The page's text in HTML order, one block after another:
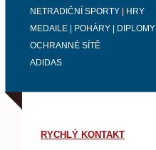
NETRADIČNÍ SPORTY | HRY
MEDAILE | POHÁRY | DIPLOMY
OCHRANNÉ SÍTĚ
ADIDAS
RYCHLÝ KONTAKT